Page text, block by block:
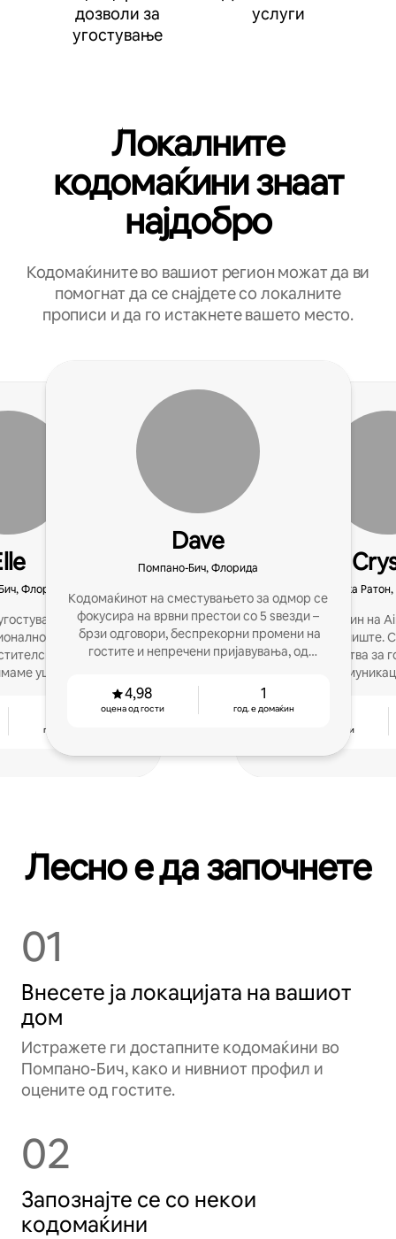
дозволи за
угостување
услуги
Локалните
кодомаќини знаат
најдобро
Кодомаќините во вашиот регион можат да ви
помогнат да се снајдете со локалните
прописи и да го истакнете вашето место.
Флорида
со над 6
и успешно
услуги и со
уште многу :)
год. е домаќин
Dave
Помпано-Бич, Флорида
Кодомаќинот на сместувањето за одмор се
фокусира на врвни престои со 5 ѕвезди –
брзи одговори, беспрекорни промени на
гостите и непречени пријавувања, од
рецензија!
4,98
оцена од гости
1
год. е домаќин
Бока
Јас сум домаќин на
основно училиште.
одлични искуства за
со јасната
оцена од гости
Лесно е да започнете
01
Внесете ја локацијата на вашиот
дом
Истражете ги достапните кодомаќини во
Помпано-Бич, како и нивниот профил и
оцените од гостите.
02
Запознајте се со некои
кодомаќини